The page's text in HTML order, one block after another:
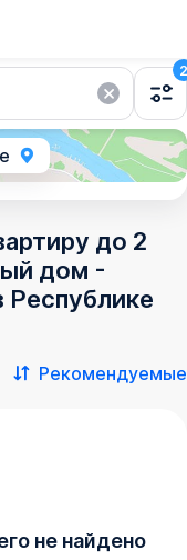
2
до 2
дом -
Республике
Рекомендуемые
не найдено